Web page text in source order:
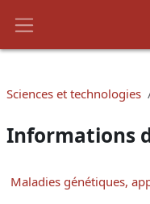
Sciences et technologies
Informations
Maladies génétiques,